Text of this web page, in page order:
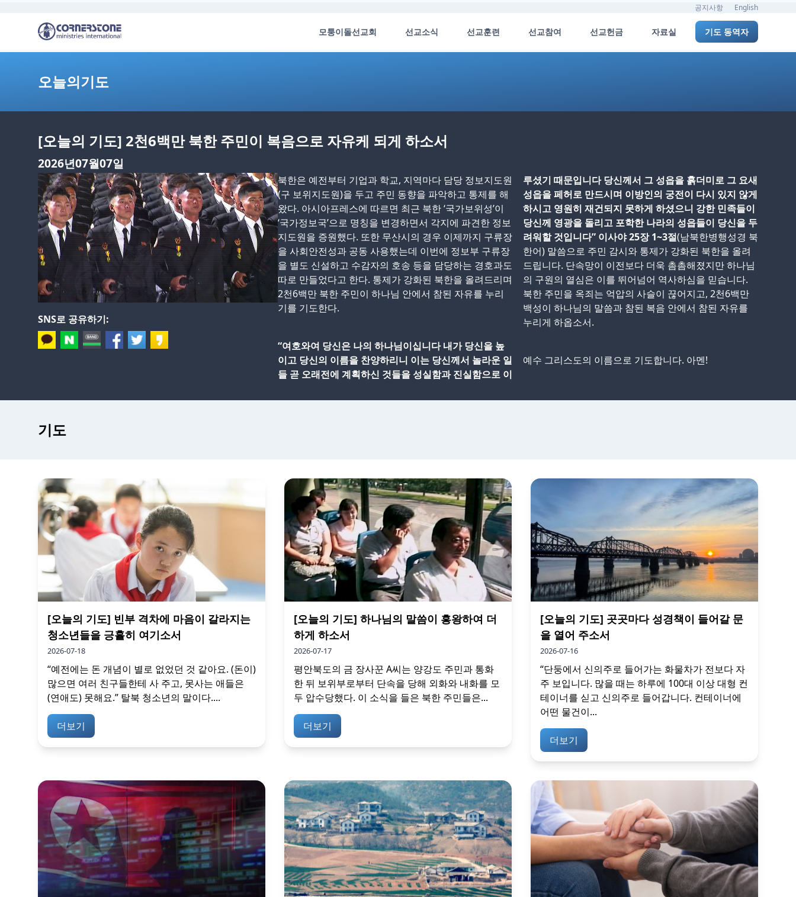
공지사항 English
모퉁이돌선교회 선교소식 선교훈련 선교참여 선교헌금 자료실 기도 동역자
오늘의기도
[오늘의 기도] 2천6백만 북한 주민이 복음으로 자유케 되게 하소서
2026년07월07일
SNS로 공유하기:
북한은 예전부터 기업과 학교, 지역마다 담당 정보지도원
(구 보위지도원)을 두고 주민 동향을 파악하고 통제를 해
왔다. 아시아프레스에 따르면 최근 북한 ‘국가보위성’이
‘국가정보국’으로 명칭을 변경하면서 각지에 파견한 정보
지도원을 증원했다. 또한 무산시의 경우 이제까지 구류장
을 사회안전성과 공동 사용했는데 이번에 정보부 구류장
을 별도 신설하고 수감자의 호송 등을 담당하는 경호과도
따로 만들었다고 한다. 통제가 강화된 북한을 올려드리며
2천6백만 북한 주민이 하나님 안에서 참된 자유를 누리
기를 기도한다.
“여호와여 당신은 나의 하나님이십니다 내가 당신을 높
이고 당신의 이름을 찬양하리니 이는 당신께서 놀라운 일
들 곧 오래전에 계획하신 것들을 성실함과 진실함으로 이
루셨기 때문입니다 당신께서 그 성읍을 흙더미로 그 요새
성읍을 페허로 만드시며 이방인의 궁전이 다시 있지 않게
하시고 영원히 재건되지 못하게 하셨으니 강한 민족들이
당신께 영광을 돌리고 포학한 나라의 성읍들이 당신을 두
려워할 것입니다” 이사야 25장 1~3절(남북한병행성경 북
한어) 말씀으로 주민 감시와 통제가 강화된 북한을 올려
드립니다. 단속망이 이전보다 더욱 촘촘해졌지만 하나님
의 구원의 열심은 이를 뛰어넘어 역사하심을 믿습니다.
북한 주민을 옥죄는 억압의 사슬이 끊어지고, 2천6백만
백성이 하나님의 말씀과 참된 복음 안에서 참된 자유를
누리게 하옵소서.
예수 그리스도의 이름으로 기도합니다. 아멘!
기도
[오늘의 기도] 빈부 격차에 마음이 갈라지는
청소년들을 긍휼히 여기소서
2026-07-18
“예전에는 돈 개념이 별로 없었던 것 같아요. (돈이)
많으면 여러 친구들한테 사 주고, 못사는 애들은
(연애도) 못해요.” 탈북 청소년의 말이다....
더보기
[오늘의 기도] 하나님의 말씀이 흥왕하여 더
하게 하소서
2026-07-17
평안북도의 금 장사꾼 A씨는 양강도 주민과 통화
한 뒤 보위부로부터 단속을 당해 외화와 내화를 모
두 압수당했다. 이 소식을 들은 북한 주민들은...
더보기
[오늘의 기도] 곳곳마다 성경책이 들어갈 문
을 열어 주소서
2026-07-16
“단둥에서 신의주로 들어가는 화물차가 전보다 자
주 보입니다. 많을 때는 하루에 100대 이상 대형 컨
테이너를 싣고 신의주로 들어갑니다. 컨테이너에
어떤 물건이...
더보기